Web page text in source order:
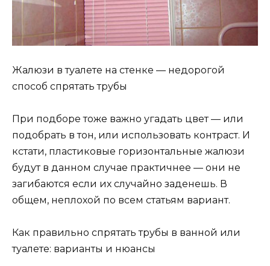
Жалюзи в туалете на стенке — недорогой
способ спрятать трубы
При подборе тоже важно угадать цвет — или
подобрать в тон, или использовать контраст. И
кстати, пластиковые горизонтальные жалюзи
будут в данном случае практичнее — они не
загибаются если их случайно заденешь. В
общем, неплохой по всем статьям вариант.
Как правильно спрятать трубы в ванной или
туалете: варианты и нюансы